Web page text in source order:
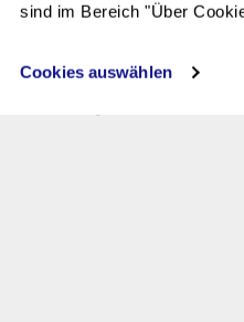
sind im Bereich "Über
Cookies auswählen